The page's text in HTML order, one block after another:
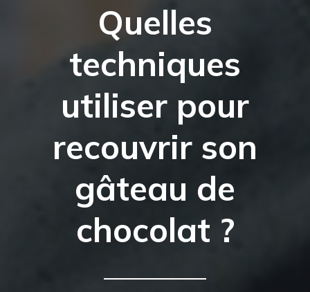
Quelles
techniques
utiliser pour
recouvrir son
gâteau de
chocolat ?